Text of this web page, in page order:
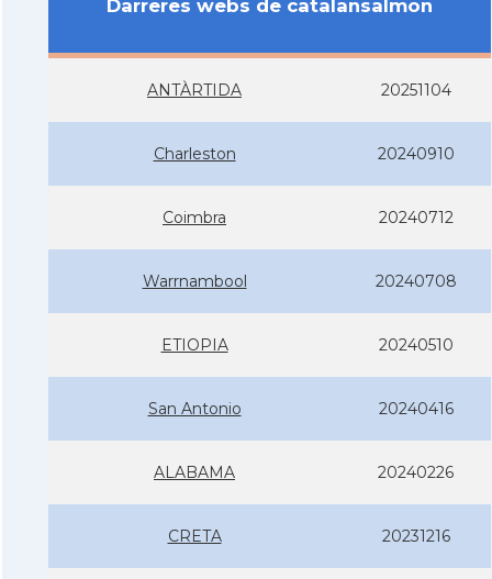
Darreres webs de catalansalmon
ANTÀRTIDA 20251104
Charleston 20240910
Coimbra 20240712
Warrnambool 20240708
ETIOPIA 20240510
San Antonio 20240416
ALABAMA 20240226
CRETA 20231216